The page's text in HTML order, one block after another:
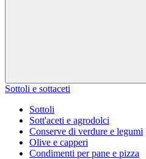
Sottoli e sottaceti
Sottoli
Sott'aceti e agrodolci
Conserve di verdure e legumi
Olive e capperi
Condimenti per pane e pizza